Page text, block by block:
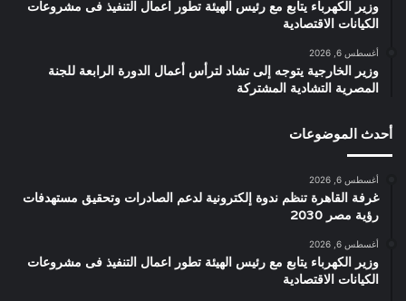
وزير الكهرباء يتابع مع رئيس الهيئة تطور اعمال التنفيذ فى مشروعات
الكيانات الاقتصادية
أغسطس 6, 2026
وزير الخارجية يتوجه إلى تشاد لترأس أعمال الدورة الرابعة للجنة
المصرية التشادية المشتركة
أحدث الموضوعات
أغسطس 6, 2026
غرفة القاهرة تنظم ندوة إلكترونية لدعم الصادرات وتحقيق مستهدفات
رؤية مصر 2030
أغسطس 6, 2026
وزير الكهرباء يتابع مع رئيس الهيئة تطور اعمال التنفيذ فى مشروعات
الكيانات الاقتصادية